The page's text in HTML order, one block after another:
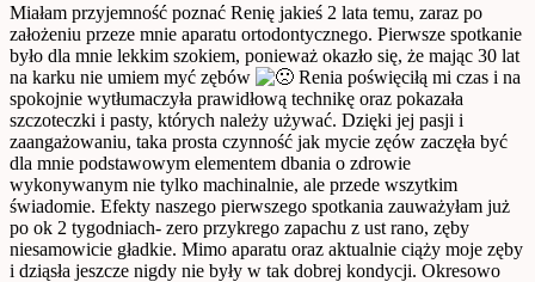
Miałam przyjemność poznać Renię jakieś 2 lata temu, zaraz po
założeniu przeze mnie aparatu ortodontycznego. Pierwsze spotkanie
było dla mnie lekkim szokiem, ponieważ okazło się, że mając 30 lat
na karku nie umiem myć zębów
Renia poświęciłą mi czas i na
spokojnie wytłumaczyła prawidłową technikę oraz pokazała
szczoteczki i pasty, których należy używać. Dzięki jej pasji i
zaangażowaniu, taka prosta czynność jak mycie zęów zaczęła być
dla mnie podstawowym elementem dbania o zdrowie
wykonywanym nie tylko machinalnie, ale przede wszytkim
świadomie. Efekty naszego pierwszego spotkania zauważyłam już
po ok 2 tygodniach- zero przykrego zapachu z ust rano, zęby
niesamowicie gładkie. Mimo aparatu oraz aktualnie ciąży moje zęby
i dziąsła jeszcze nigdy nie były w tak dobrej kondycji. Okresowo